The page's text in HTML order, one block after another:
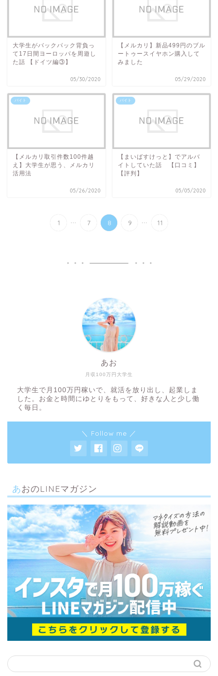
大学生がバックパック背負っ
て17日間ヨーロッパを周遊し
た話 【ドイツ編③】
05/30/2020
【メルカリ】新品499円のブル
ートゥースイヤホン購入して
みました
05/29/2020
バイト
【メルカリ取引件数100件越
え】大学生が思う、メルカリ
活用法
05/26/2020
バイト
【まいばすけっと】でアルバ
イトしていた話 【口コミ】
【評判】
05/05/2020
1 ... 7 8 9 ... 11
月収100万円大学生
あお
大学生で月100万円稼いで、就活を放り出し、起業しま
した。お金と時間にゆとりをもって、好きな人と少し働
く毎日。
＼ Follow me ／
あおのLINEマガジン